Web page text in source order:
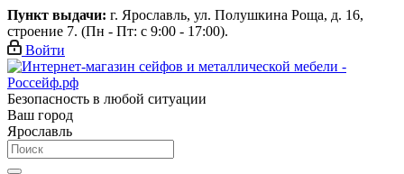
Пункт выдачи: г. Ярославль, ул. Полушкина Роща, д. 16,
строение 7. (Пн - Пт: с 9:00 - 17:00).
Войти
Безопасность в любой ситуации
Ваш город
Ярославль